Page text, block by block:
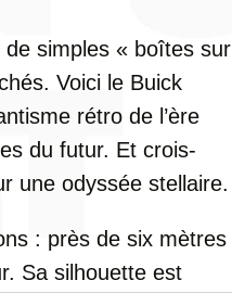
simples « boîtes sur
Voici le Buick
rétro de l’ère
du futur. Et crois-
une odyssée stellaire.
: près de six mètres
Sa silhouette est